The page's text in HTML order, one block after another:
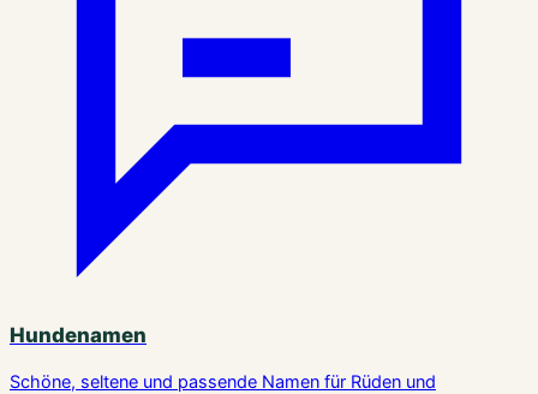
Hundenamen
Schöne, seltene und passende Namen für Rüden und